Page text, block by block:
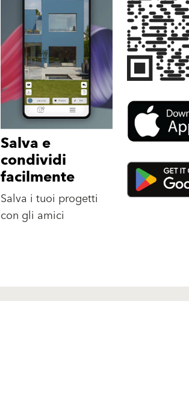
Salva e
condividi
facilmente
Salva i tuoi progetti
con gli amici
Viva Park